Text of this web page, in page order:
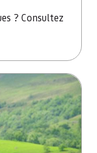
? Consultez
d’aventures